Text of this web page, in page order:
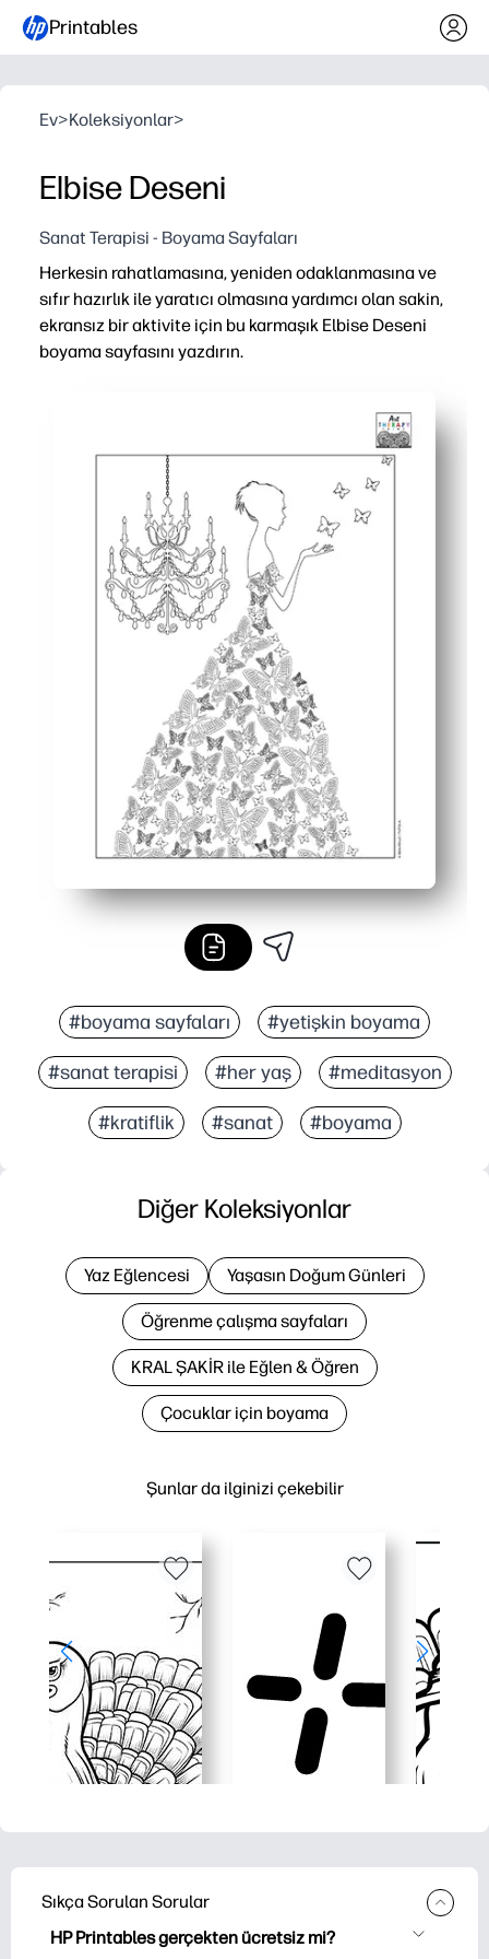
Printables
Ev>Koleksiyonlar>
Elbise Deseni
Sanat Terapisi - Boyama Sayfaları
Herkesin rahatlamasına, yeniden odaklanmasına ve
sıfır hazırlık ile yaratıcı olmasına yardımcı olan sakin,
ekransız bir aktivite için bu karmaşık Elbise Deseni
boyama sayfasını yazdırın.
Ayrıntılı desenler ince motor becerileri, odaklanma
Her yaş için çok yönlü - küçük eller için boya kalemleri,
Tek sayfalık, siyah-beyaz tasarım mürekkep tasarrufu
#boyama sayfaları #yetişkin boyama
#sanat terapisi #her yaş #meditasyon
#kratiflik #sanat #boyama
Şunlar da ilginizi çekebilir
Diğer Koleksiyonlar
Yaz Eğlencesi Yaşasın Doğum Günleri
Öğrenme çalışma sayfaları
KRAL ŞAKİR ile Eğlen & Öğren
Çocuklar için boyama
Sıkça Sorulan Sorular
HP Printables gerçekten ücretsiz mi?